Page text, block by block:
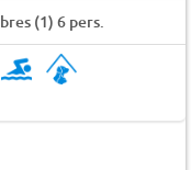
(1) 6 pers.